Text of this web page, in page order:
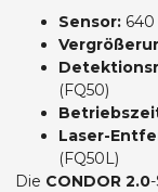
Sensor: 640
(FQ50)
Laser-
(FQ50L)
Die CONDOR 2.0